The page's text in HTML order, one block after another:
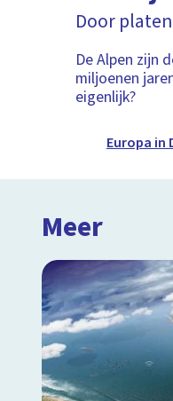
Door
De Alpen zijn
miljoenen
eigenlijk?
Europa in
Meer